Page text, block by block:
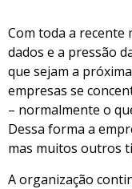
Com toda a recente
dados e a pressão
que sejam a
empresas se
– normalmente o
Dessa forma a
mas muitos outros
A organização